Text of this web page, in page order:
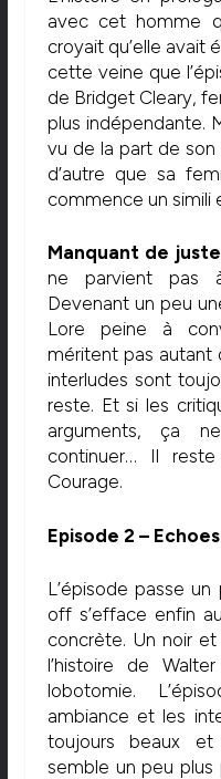
avec cet homme
croyait qu’elle avait
cette veine que
de Bridget Cleary,
plus indépendante.
vu de la part de son
d’autre que sa
commence un simili
Manquant de
ne parvient pas
Devenant un peu
Lore peine à
méritent pas autant
interludes sont
reste. Et si les
arguments, ça
continuer… Il reste
Courage.
Episode 2 – Echoes
L’épisode passe
off s’efface enfin
concrète. Un noir
l’histoire de
lobotomie.
ambiance et les
toujours beaux et
semble un peu